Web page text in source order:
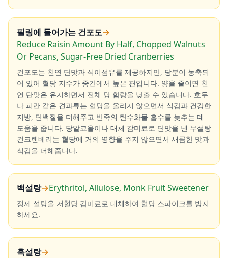
필링에 들어가는 건포도→
Reduce Raisin Amount By Half, Chopped Walnuts
Or Pecans, Sugar-Free Dried Cranberries
건포도는 천연 단맛과 식이섬유를 제공하지만, 당분이 농축되
어 있어 혈당 지수가 중간에서 높은 편입니다. 양을 줄이면 천
연 단맛은 유지하면서 전체 당 함량을 낮출 수 있습니다. 호두
나 피칸 같은 견과류는 혈당을 올리지 않으면서 식감과 건강한
지방, 단백질을 더해주고 반죽의 탄수화물 흡수를 늦추는 데
도움을 줍니다. 당알코올이나 대체 감미료로 단맛을 낸 무설탕
건크랜베리는 혈당에 거의 영향을 주지 않으면서 새콤한 맛과
식감을 더해줍니다.
백설탕→Erythritol, Allulose, Monk Fruit Sweetener
정제 설탕을 저혈당 감미료로 대체하여 혈당 스파이크를 방지
하세요.
흑설탕→